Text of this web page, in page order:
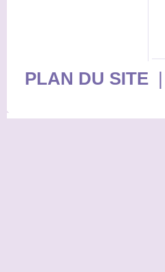
PLAN DU SITE|